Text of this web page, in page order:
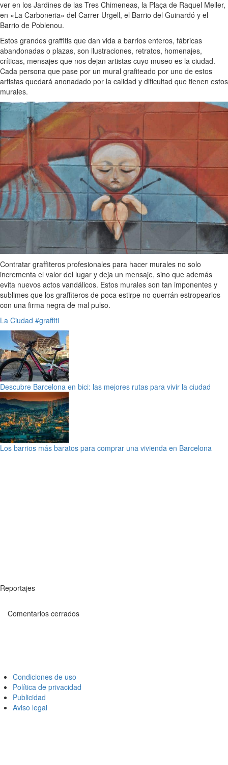
ver en los Jardines de las Tres Chimeneas, la Plaça de Raquel Meller,
en «La Carboneria» del Carrer Urgell, el Barrio del Guinardó y el
Barrio de Poblenou.
Estos grandes graffitis que dan vida a barrios enteros, fábricas
abandonadas o plazas, son ilustraciones, retratos, homenajes,
críticas, mensajes que nos dejan artistas cuyo museo es la ciudad.
Cada persona que pase por un mural grafiteado por uno de estos
artistas quedará anonadado por la calidad y dificultad que tienen estos
murales.
Contratar graffiteros profesionales para hacer murales no solo
incrementa el valor del lugar y deja un mensaje, sino que además
evita nuevos actos vandálicos. Estos murales son tan imponentes y
sublimes que los graffiteros de poca estirpe no querrán estropearlos
con una firma negra de mal pulso.
La Ciudad #graffiti
Descubre Barcelona en bici: las mejores rutas para vivir la ciudad
Los barrios más baratos para comprar una vivienda en Barcelona
Reportajes
Comentarios cerrados
Condiciones de uso
Política de privacidad
Publicidad
Aviso legal